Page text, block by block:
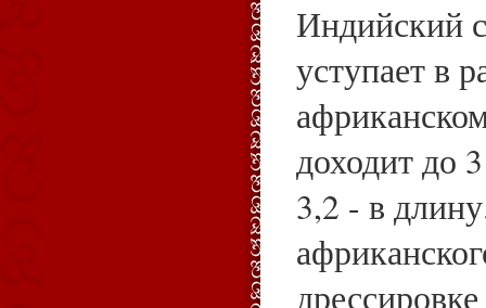
Индийский
уступает в
доходит до
3,2 - в